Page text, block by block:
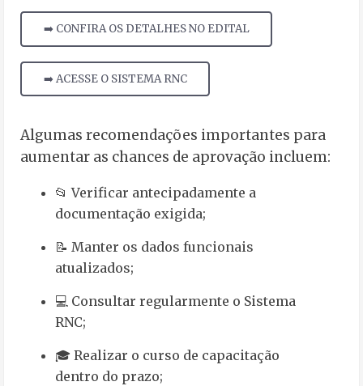
➡️ CONFIRA OS DETALHES NO EDITAL
➡️ ACESSE O SISTEMA RNC
Algumas recomendações importantes para
aumentar as chances de aprovação incluem:
📂 Verificar antecipadamente a
documentação exigida;
📝 Manter os dados funcionais
atualizados;
💻 Consultar regularmente o Sistema
RNC;
🎓 Realizar o curso de capacitação
dentro do prazo;